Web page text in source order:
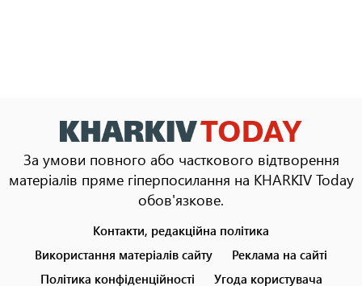
За умови повного або часткового відтворення
матеріалів пряме гіперпосилання на KHARKIV Today
обов'язкове.
menu
Контакти, редакційна політика
Використання матеріалів сайту
Реклама на сайті
Політика конфіденційності
Угода користувача